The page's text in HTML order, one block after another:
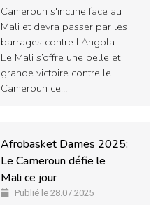
Cameroun s'incline face au
Mali et devra passer par les
barrages contre l'Angola
Le Mali s’offre une belle et
grande victoire contre le
Cameroun ce…
Afrobasket Dames 2025:
Le Cameroun défie le
Mali ce jour
Publié le 28.07.2025